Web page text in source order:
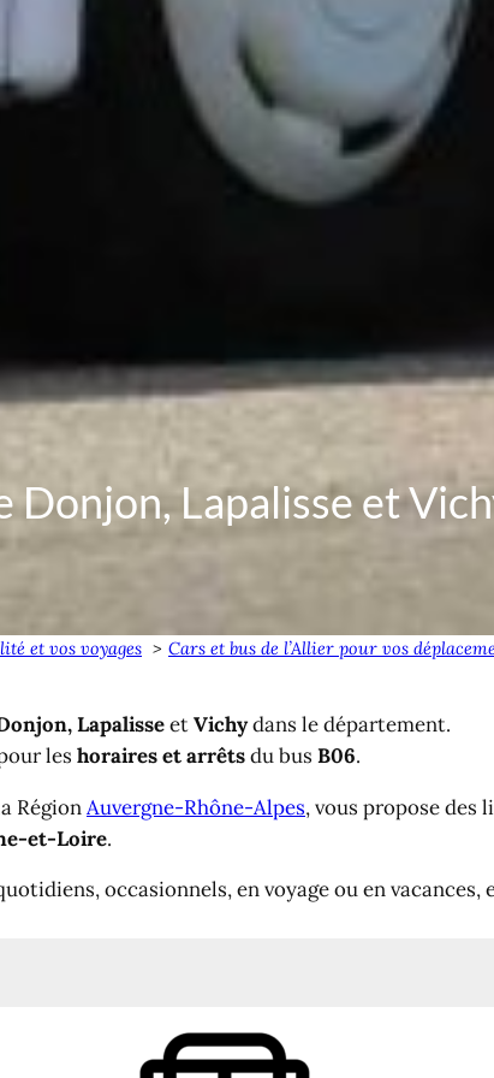
Donjon, Lapalisse et
et vos voyages
Cars et bus de l’Allier pour vos
LapalisseetVichydans le département.
les horaires et arrêtsdu bus B06.
RégionAuvergne-Rhône-Alpes, vous propose des
et-Loire.
occasionnels, en voyage ou en vacances,